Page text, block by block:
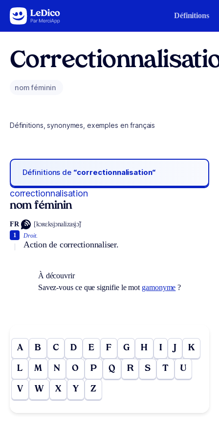
Aller au contenu Définitions
nom féminin
Définitions, synonymes, exemples en français
Définitions de “correctionnalisation“
correctionnalisation
nom féminin
FR [kɔʀɛksjɔnalizasjɔ̃]
Droit.
Action de correctionnaliser.
1
À découvrir
Savez-vous ce que signifie le mot gamonyme ?
A B C D E F G H I J K
L M N O P Q R S T U
V W X Y Z